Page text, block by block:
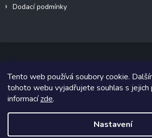
Tento web používá soubory cookie.
tohoto webu vyjadřujete souhlas s jejich
informacízde.
Nastavení
Dodací podmínky
Copyright 2026VeteránMoto s.r.o..
Grafický návrh vytvořil a na Shoptet
Shoptetak.cz.